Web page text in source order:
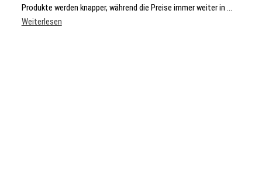
Produkte werden knapper, während die Preise immer weiter in ...
Weiterlesen